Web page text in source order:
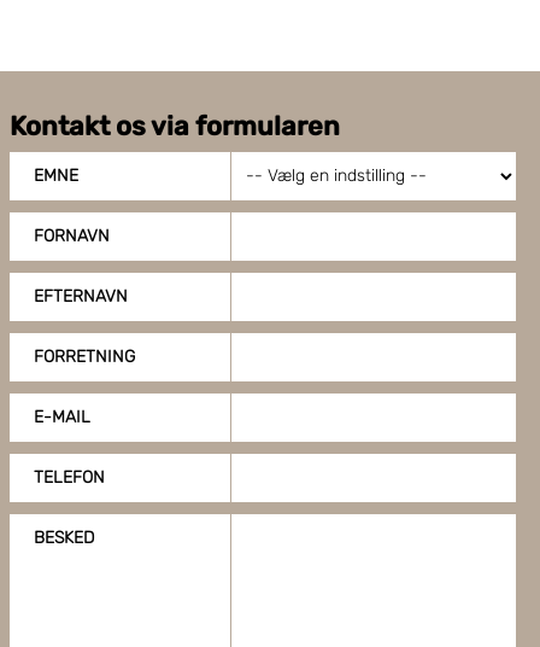
Kontakt os via formularen
EMNE
FORNAVN
EFTERNAVN
FORRETNING
E-MAIL
TELEFON
BESKED